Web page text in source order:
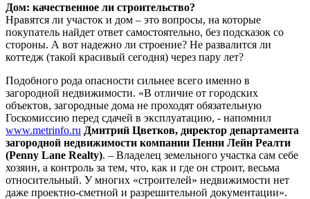
Дом: качественное ли строительство?
Нравятся ли участок и дом – это вопросы, на которые
покупатель найдет ответ самостоятельно, без подсказок со
стороны. А вот надежно ли строение? Не развалится ли
коттедж (такой красивый сегодня) через пару лет?
Подобного рода опасности сильнее всего именно в
загородной недвижимости. «В отличие от городских
объектов, загородные дома не проходят обязательную
Госкомиссию перед сдачей в эксплуатацию, - напомнил
www.metrinfo.ru Дмитрий Цветков, директор департамента
загородной недвижимости компании Пенни Лейн Реалти
(Penny Lane Realty). – Владелец земельного участка сам себе
хозяин, а контроль за тем, что, как и где он строит, весьма
относительный. У многих «строителей» недвижимости нет
даже проектно-сметной и разрешительной документации».